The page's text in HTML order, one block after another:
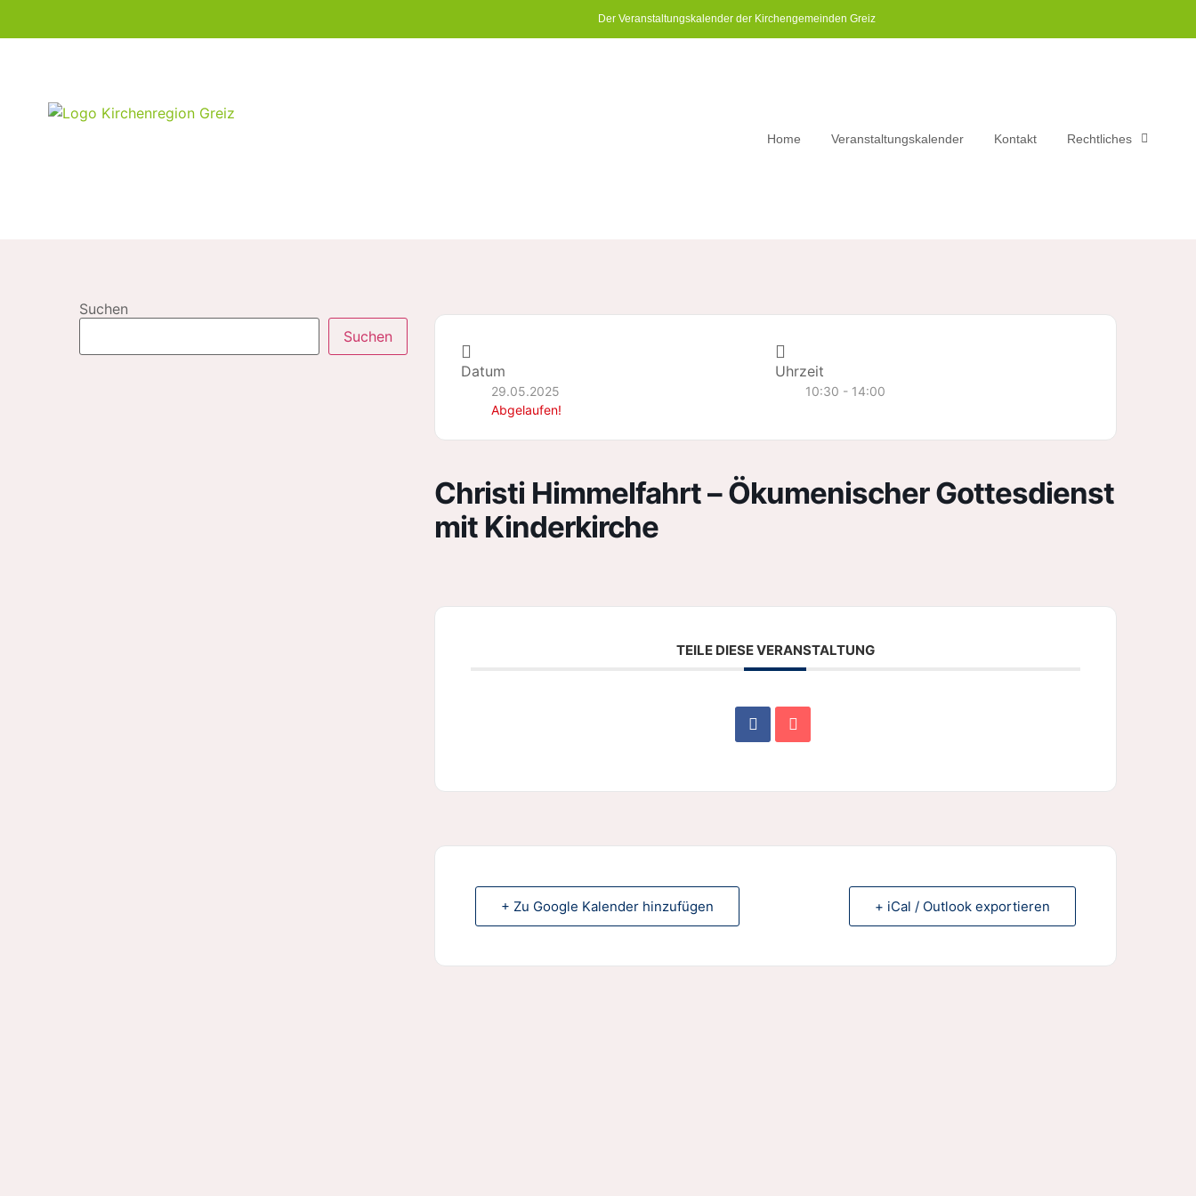
Der Veranstaltungskalender der Kirchengemeinden Greiz​
Home Veranstaltungskalender Kontakt Rechtliches
Suchen
Suchen
Datum
29.05.2025
Abgelaufen!
Uhrzeit
10:30 - 14:00
Christi Himmelfahrt – Ökumenischer Gottesdienst
mit Kinderkirche
TEILE DIESE VERANSTALTUNG
+ Zu Google Kalender hinzufügen + iCal / Outlook exportieren